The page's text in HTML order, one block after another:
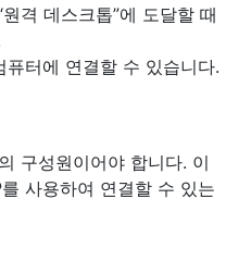
격 데스크톱”에 도달할 때
터에 연결할 수 있습니다.
구성원이어야 합니다. 이
사용하여 연결할 수 있는